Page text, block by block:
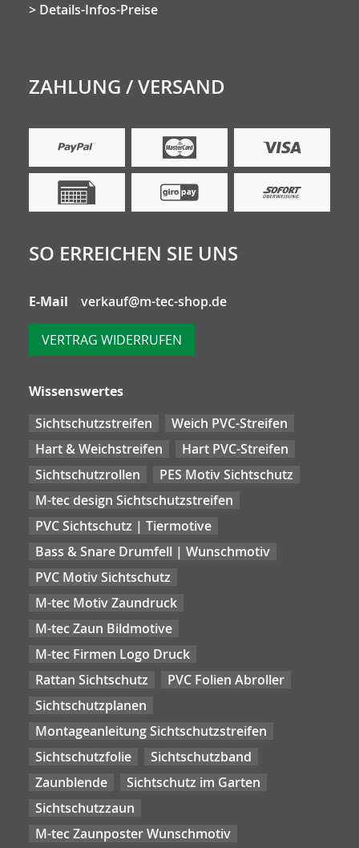
Details-Infos-Preise
ZAHLUNG / VERSAND
SO ERREICHEN SIE UNS
E-Mail verkauf@m-tec-shop.de
VERTRAG WIDERRUFEN
Wissenswertes
Sichtschutzstreifen
Weich PVC-Streifen
Hart & Weichstreifen
Hart PVC-Streifen
Sichtschutzrollen
PES Motiv Sichtschutz
M-tec design Sichtschutzstreifen
PVC Sichtschutz | Tiermotive
Bass & Snare Drumfell | Wunschmotiv
PVC Motiv Sichtschutz
M-tec Motiv Zaundruck
M-tec Zaun Bildmotive
M-tec Firmen Logo Druck
Rattan Sichtschutz
PVC Folien Abroller
Sichtschutzplanen
Montageanleitung Sichtschutzstreifen
Sichtschutzfolie
Sichtschutzband
Zaunblende
Sichtschutz im Garten
Sichtschutzzaun
M-tec Zaunposter Wunschmotiv